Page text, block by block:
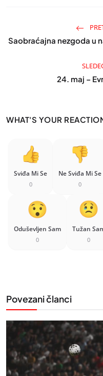
Saobraćajna nezgoda u
24. maj –
WHAT'S YOUR
Sviđa Mi Se
0
Ne Sviđa Mi Se
0
Oduševljen Sam
0
Tužan
0
Povezani članci